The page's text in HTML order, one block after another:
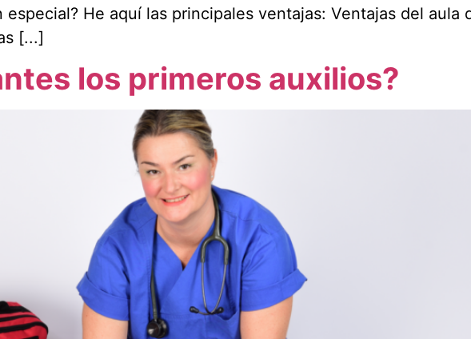
He aquí las principales ventajas: Ventajas del aula
[...]
los primeros auxilios?